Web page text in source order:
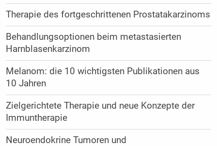
Therapie des fortgeschrittenen Prostatakarzinoms
Behandlungsoptionen beim metastasierten
Harnblasenkarzinom
Melanom: die 10 wichtigsten Publikationen aus
10 Jahren
Zielgerichtete Therapie und neue Konzepte der
Immuntherapie
Neuroendokrine Tumoren und